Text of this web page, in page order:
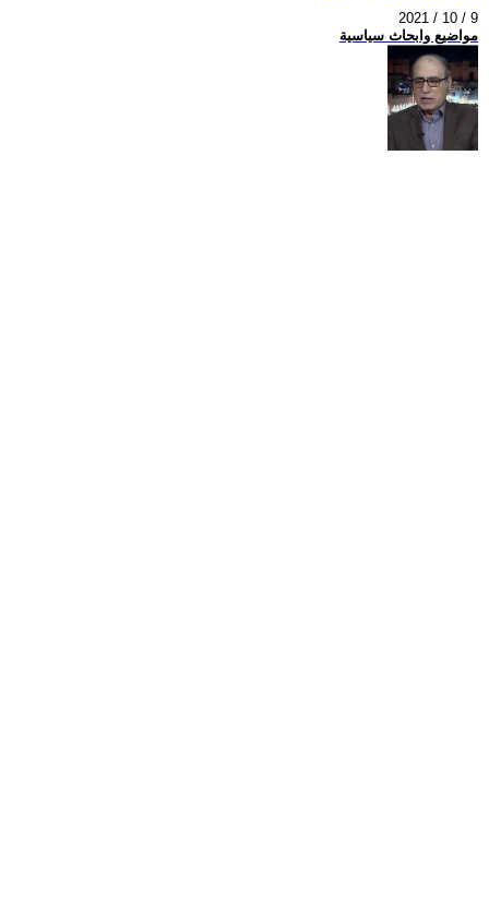
2021 / 10 / 9
مواضيع وابحاث سياسية